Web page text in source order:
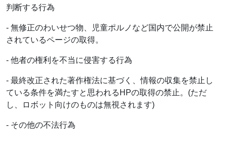
判断する行為
- 無修正のわいせつ物、児童ポルノなど国内で公開が禁止
されているページの取得。
- 他者の権利を不当に侵害する行為
- 最終改正された著作権法に基づく、情報の収集を禁止し
ている条件を満たすと思われるHPの取得の禁止。(ただ
し、ロボット向けのものは無視されます)
- その他の不法行為